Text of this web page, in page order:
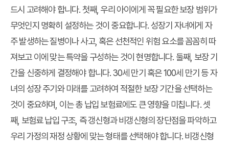
드시 고려해야 합니다. 첫째, 우리 아이에게 꼭 필요한 보장 범위가
무엇인지 명확히 설정하는 것이 중요합니다. 성장기 자녀에게 자
주 발생하는 질병이나 사고, 혹은 선천적인 위험 요소를 꼼꼼히 따
져보고 이에 맞는 특약을 구성하는 것이 현명합니다. 둘째, 보장 기
간을 신중하게 결정해야 합니다. 30세 만기 혹은 100세 만기 등 자
녀의 성장 주기와 미래를 고려하여 적절한 보장 기간을 선택하는
것이 중요하며, 이는 총 납입 보험료에도 큰 영향을 미칩니다. 셋
째, 보험료 납입 구조, 즉 갱신형과 비갱신형의 장단점을 파악하고
우리 가정의 재정 상황에 맞는 형태를 선택해야 합니다. 비갱신형